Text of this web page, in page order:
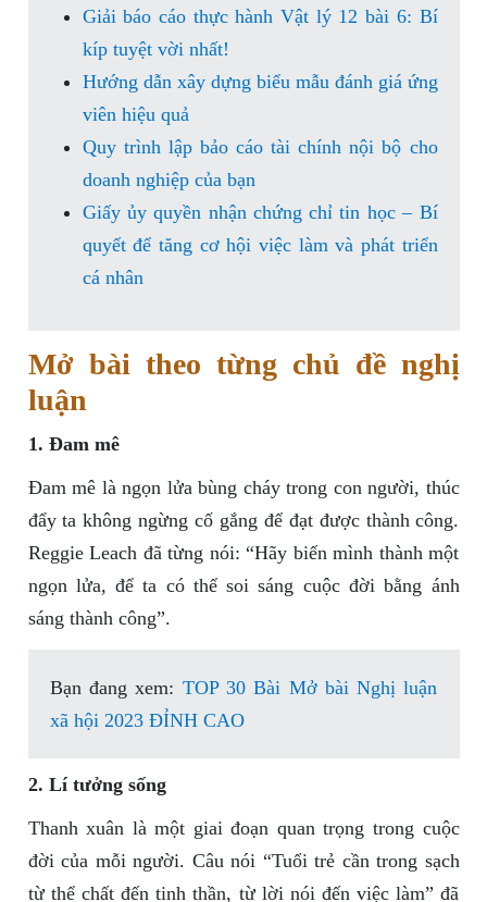
Giải báo cáo thực hành Vật lý 12 bài 6: Bí
kíp tuyệt vời nhất!
Hướng dẫn xây dựng biểu mẫu đánh giá ứng
viên hiệu quả
Quy trình lập bảo cáo tài chính nội bộ cho
doanh nghiệp của bạn
Giấy ủy quyền nhận chứng chỉ tin học – Bí
quyết để tăng cơ hội việc làm và phát triển
cá nhân
Mở bài theo từng chủ đề nghị
luận
1. Đam mê
Đam mê là ngọn lửa bùng cháy trong con người, thúc
đẩy ta không ngừng cố gắng để đạt được thành công.
Reggie Leach đã từng nói: “Hãy biến mình thành một
ngọn lửa, để ta có thể soi sáng cuộc đời bằng ánh
sáng thành công”.
Bạn đang xem: TOP 30 Bài Mở bài Nghị luận
xã hội 2023 ĐỈNH CAO
2. Lí tưởng sống
Thanh xuân là một giai đoạn quan trọng trong cuộc
đời của mỗi người. Câu nói “Tuổi trẻ cần trong sạch
từ thể chất đến tinh thần, từ lời nói đến việc làm” đã